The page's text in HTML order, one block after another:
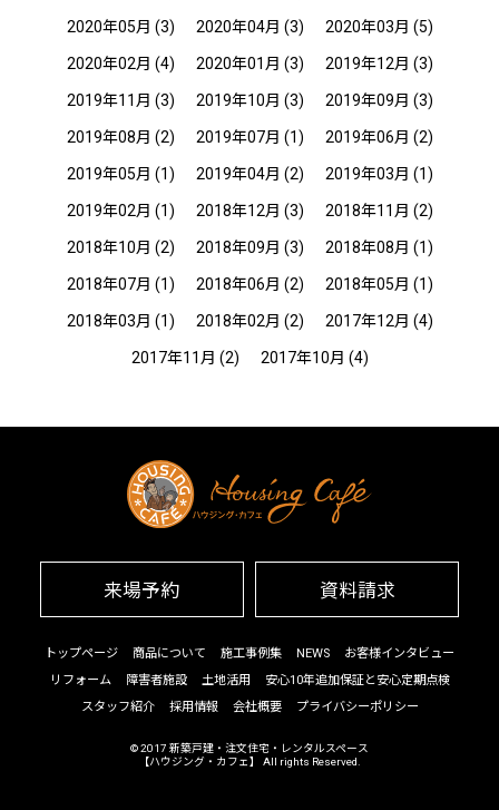
2020年05月 (3) 2020年04月 (3) 2020年03月 (5)
2020年02月 (4) 2020年01月 (3) 2019年12月 (3)
2019年11月 (3) 2019年10月 (3) 2019年09月 (3)
2019年08月 (2) 2019年07月 (1) 2019年06月 (2)
2019年05月 (1) 2019年04月 (2) 2019年03月 (1)
2019年02月 (1) 2018年12月 (3) 2018年11月 (2)
2018年10月 (2) 2018年09月 (3) 2018年08月 (1)
2018年07月 (1) 2018年06月 (2) 2018年05月 (1)
2018年03月 (1) 2018年02月 (2) 2017年12月 (4)
2017年11月 (2) 2017年10月 (4)
来場予約 資料請求
トップページ 商品について 施工事例集 NEWS
お客様インタビュー
リフォーム
障害者施設 土地活用
安心10年追加保証と安心定期点検
スタッフ紹介
採用情報 会社概要 プライバシーポリシー
© 2017 新築戸建・注文住宅・レンタルスペース
【ハウジング・カフェ】
All rights Reserved.